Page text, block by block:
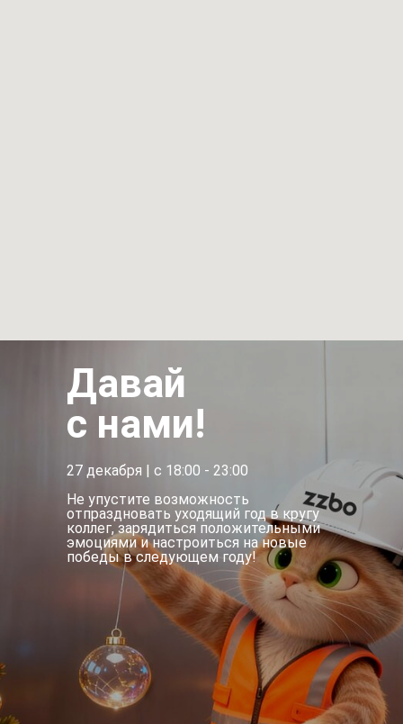
27 декабря | с 18:00 - 23:00
Не упустите возможность
отпраздновать уходящий год в кругу
коллег, зарядиться положительными
эмоциями и настроиться на новые
победы в следующем году!
Давай
с нами!